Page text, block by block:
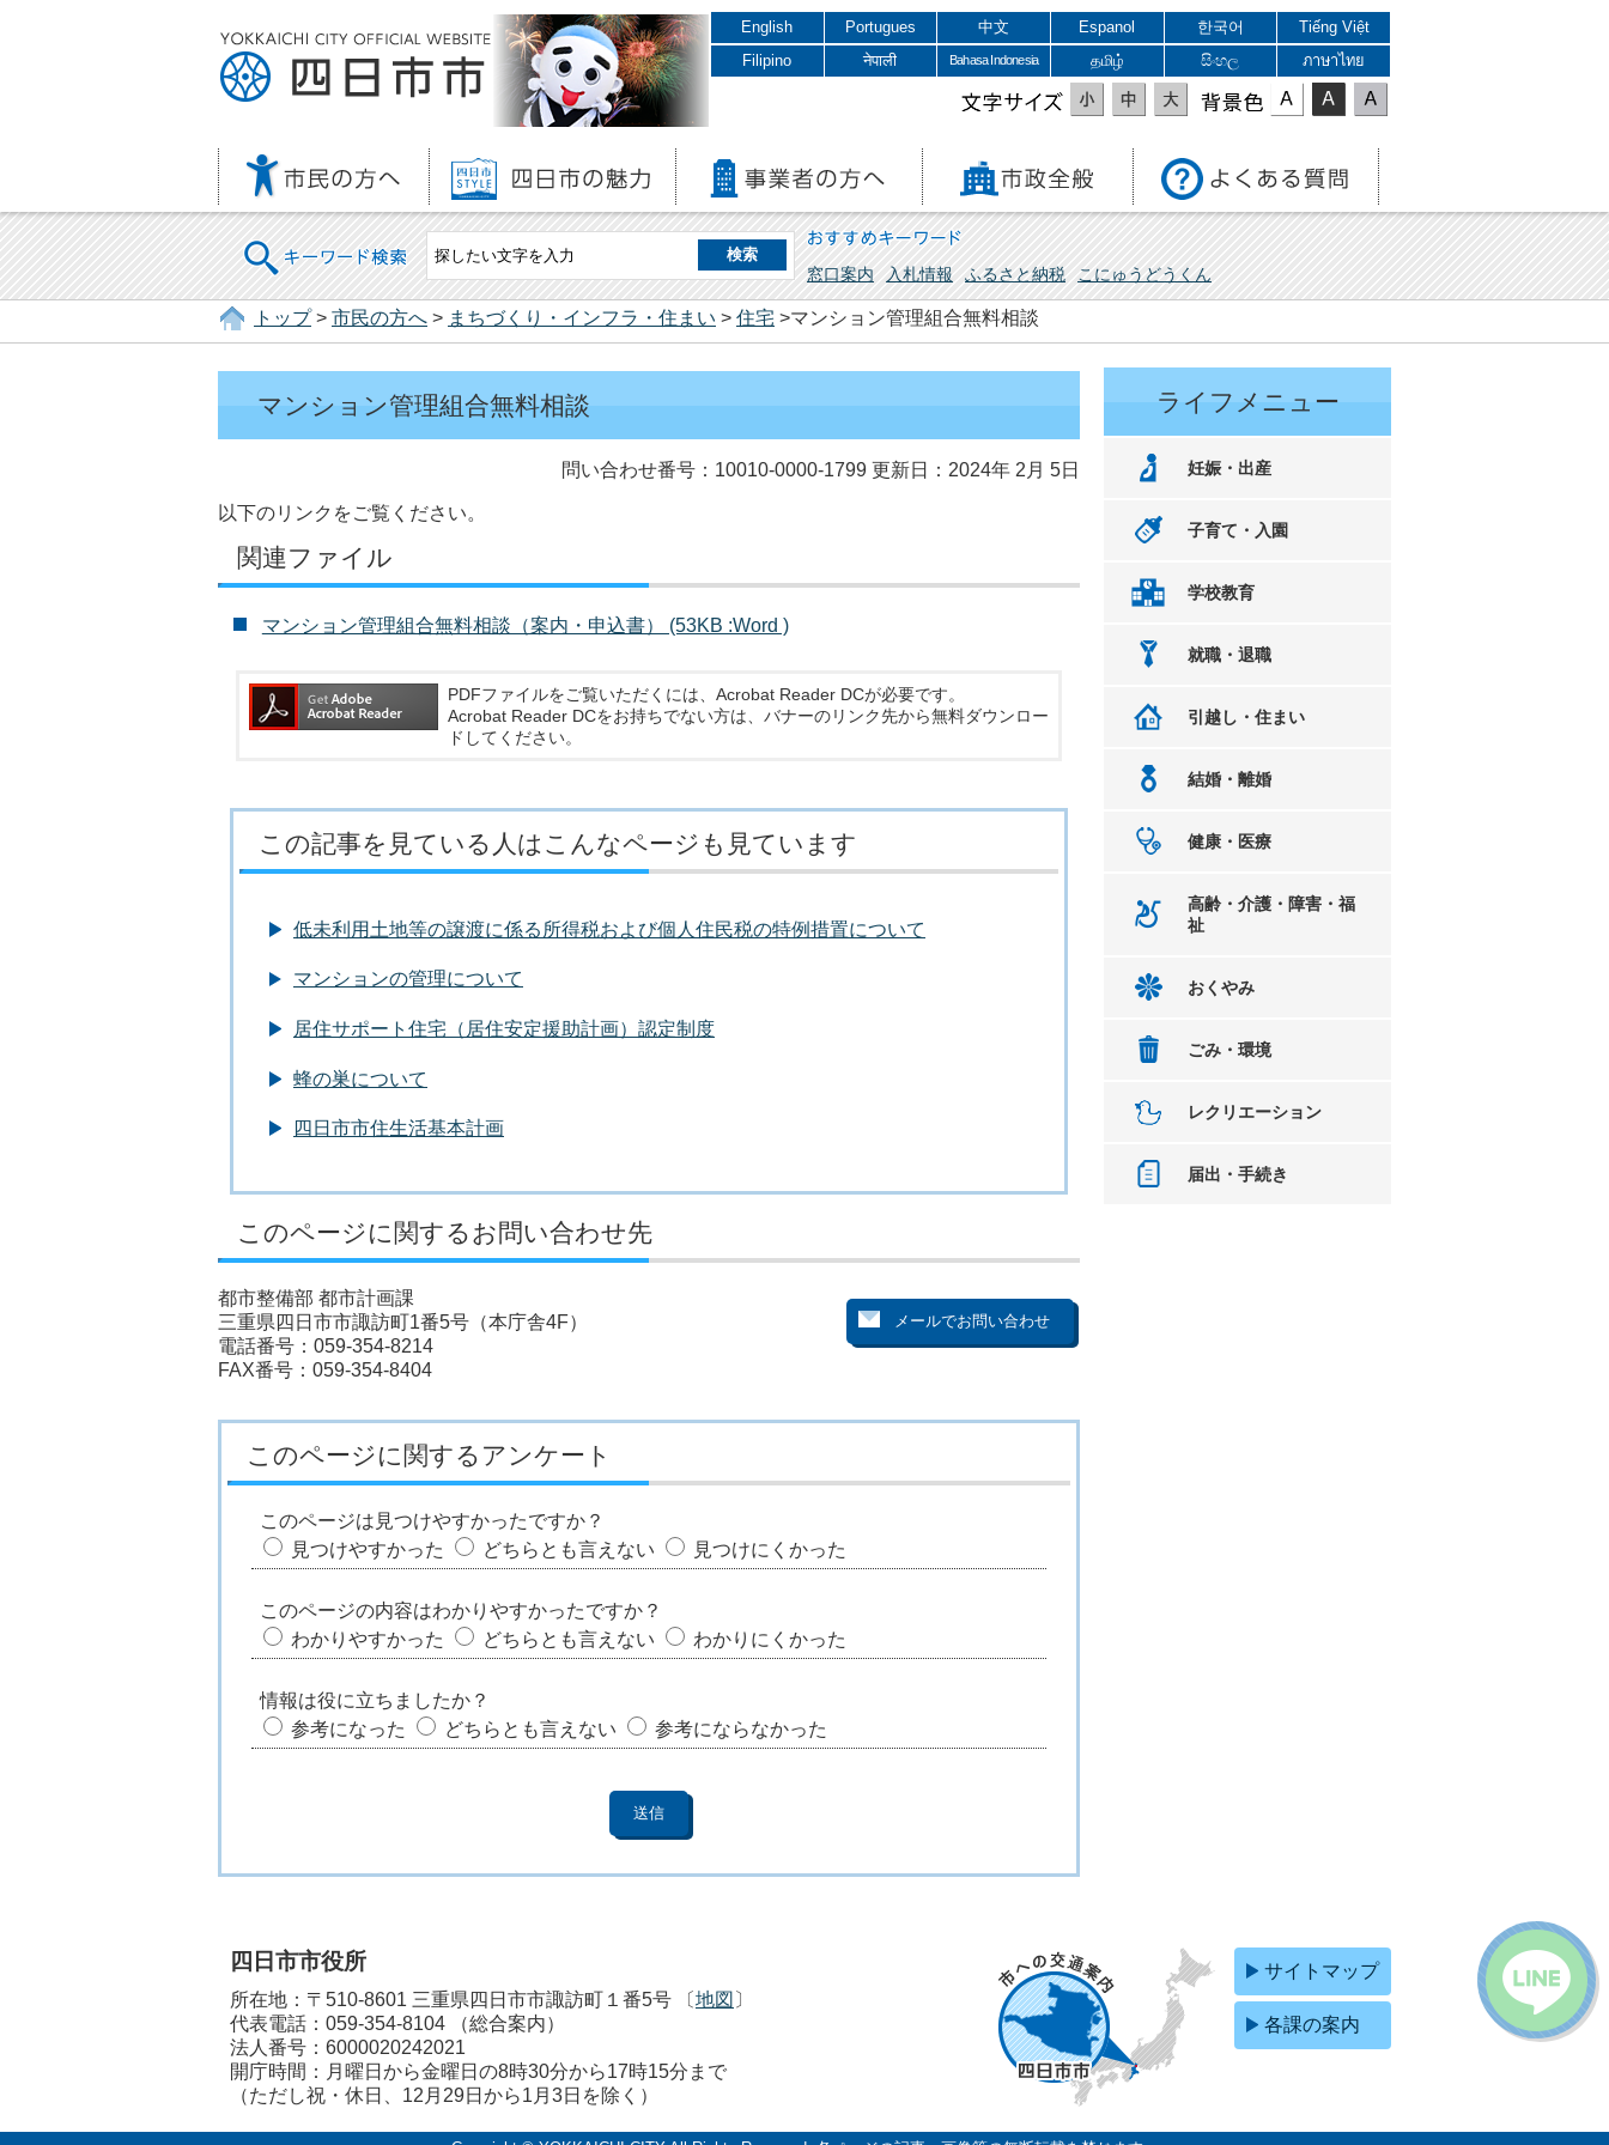
English Portugues 中文 Espanol 한국어
Tiếng Việt
Filipino
नेपाली Bahasa Indonesia தமிழ் සිංහල ภาษาไทย
文字サイズ 表示色
キーワード検索 おすすめキーワード
窓口案内 入札情報 ふるさと納税 こにゅうどうくん
トップ> 市民の方へ > まちづくり・インフラ・住まい > 住宅 >マンション管理組合無料相談
マンション管理組合無料相談
問い合わせ番号：10010-0000-1799 更新日：2024年 2月 5日
以下のリンクをご覧ください。
関連ファイル
マンション管理組合無料相談（案内・申込書） (53KB :Word )
PDFファイルをご覧いただくには、Acrobat Reader DCが必要です。
Acrobat Reader DCをお持ちでない方は、バナーのリンク先から無料ダウンロー
ドしてください。
この記事を見ている人はこんなページも見ています
低未利用土地等の譲渡に係る所得税および個人住民税の特例措置について
マンションの管理について
居住サポート住宅（居住安定援助計画）認定制度
蜂の巣について
四日市市住生活基本計画
このページに関するお問い合わせ先
都市整備部 都市計画課
三重県四日市市諏訪町1番5号（本庁舎4F）
電話番号：059-354-8214
FAX番号：059-354-8404
このページに関するアンケート
このページは見つけやすかったですか？
見つけやすかった
どちらとも言えない 見つけにくかった
このページの内容はわかりやすかったですか？
わかりやすかった
どちらとも言えない わかりにくかった
情報は役に立ちましたか？
参考になった
どちらとも言えない 参考にならなかった
ライフメニュー
妊娠・出産
子育て・入園
学校教育
就職・退職
引越し・住まい
結婚・離婚
健康・医療
高齢・介護・障害・福
祉
おくやみ
ごみ・環境
レクリエーション
届出・手続き
四日市市役所
所在地：〒510-8601 三重県四日市市諏訪町１番5号 〔地図 〕
代表電話： 059-354-8104
（総合案内）
法人番号：6000020242021
開庁時間：月曜日から金曜日の8時30分から17時15分まで
（ただし祝・休日、12月29日から1月3日を除く）
サイトマップ
各課の案内